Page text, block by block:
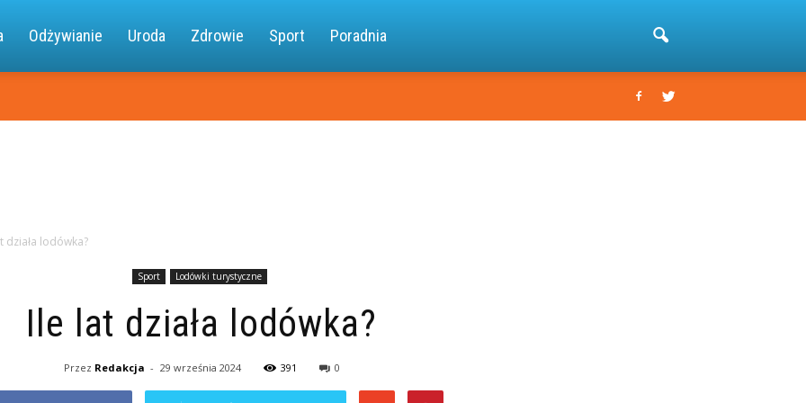
Odżywianie Uroda Zdrowie Sport Poradnia
działa lodówka?
Sport Lodówki turystyczne
Ile lat działa lodówka?
Przez Redakcja - 29 września 2024 391 0